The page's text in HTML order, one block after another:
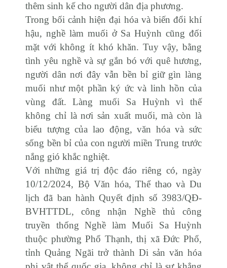
thêm sinh kế cho người dân địa phương.
Trong bối cảnh hiện đại hóa và biến đổi khí
hậu, nghề làm muối ở Sa Huỳnh cũng đối
mặt với không ít khó khăn. Tuy vậy, bằng
tình yêu nghề và sự gắn bó với quê hương,
người dân nơi đây vẫn bền bỉ giữ gìn làng
muối như một phần ký ức và linh hồn của
vùng đất. Làng muối Sa Huỳnh vì thế
không chỉ là nơi sản xuất muối, mà còn là
biểu tượng của lao động, văn hóa và sức
sống bền bỉ của con người miền Trung trước
nắng gió khắc nghiệt.
Với những giá trị độc đáo riêng có, ngày
10/12/2024, Bộ Văn hóa, Thể thao và Du
lịch đã ban hành Quyết định số 3983/QĐ-
BVHTTDL, công nhận Nghề thủ công
truyền thống Nghề làm Muối Sa Huỳnh
thuộc phường Phổ Thạnh, thị xã Đức Phổ,
tỉnh Quảng Ngãi trở thành Di sản văn hóa